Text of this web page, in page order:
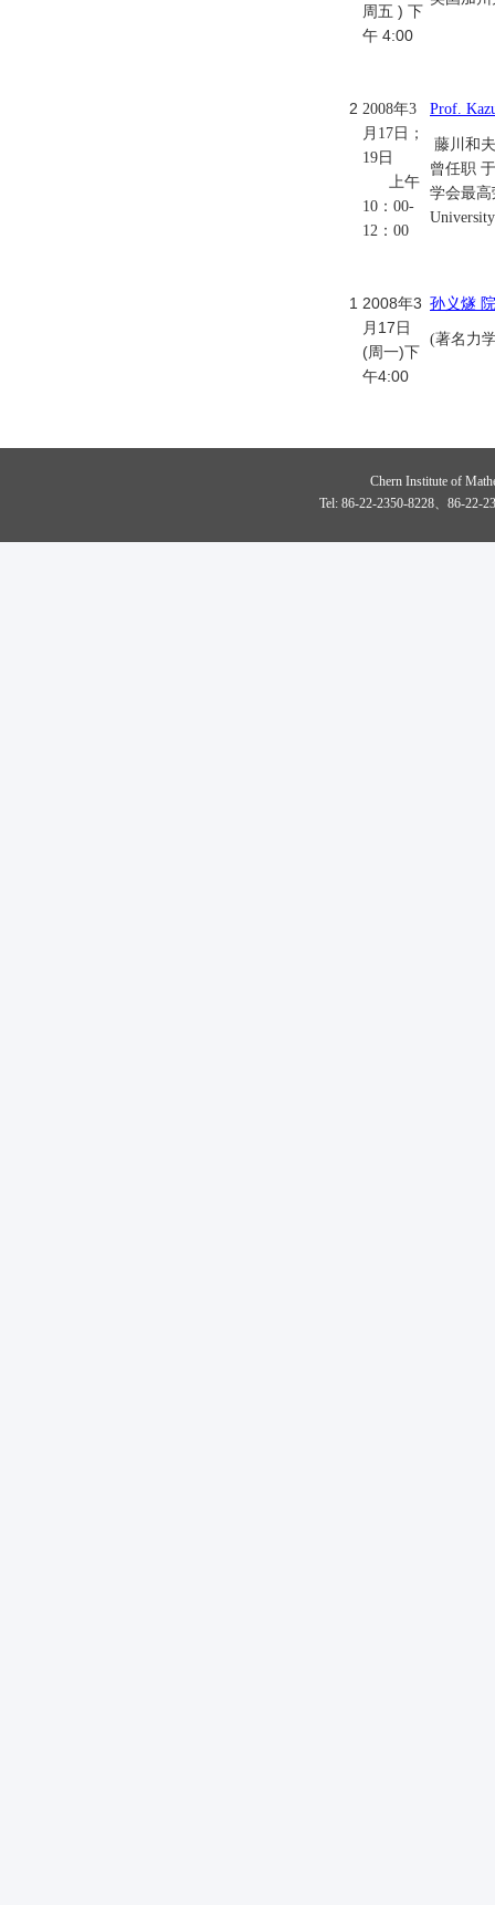
周五 ) 下
午 4:00
2 2008年3
月17日；
19日
上午
10：00-
12：00
Prof.
藤川和
曾任职
学会最
1 2008年3
月17日
(周一)下
午4:00
孙义燧
(著名力
Chern Institute of
Tel: 86-22-2350-8228、86-22-